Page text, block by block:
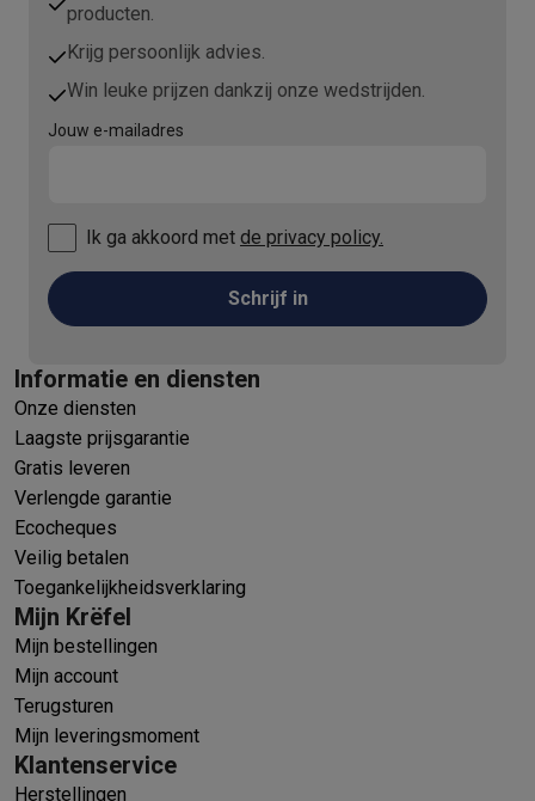
producten.
Krijg persoonlijk advies.
Win leuke prijzen dankzij onze wedstrijden.
Jouw e-mailadres
Ik ga akkoord met de privacy policy.
Schrijf in
Informatie en diensten
Onze diensten
Laagste prijsgarantie
Gratis leveren
Verlengde garantie
Ecocheques
Veilig betalen
Toegankelijkheidsverklaring
Mijn Krëfel
Mijn bestellingen
Mijn account
Terugsturen
Mijn leveringsmoment
Klantenservice
Herstellingen